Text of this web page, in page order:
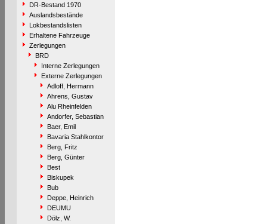
DR-Bestand 1970
Auslandsbestände
Lokbestandslisten
Erhaltene Fahrzeuge
Zerlegungen
BRD
Interne Zerlegungen
Externe Zerlegungen
Adloff, Hermann
Ahrens, Gustav
Alu Rheinfelden
Andorfer, Sebastian
Baer, Emil
Bavaria Stahlkontor
Berg, Fritz
Berg, Günter
Best
Biskupek
Bub
Deppe, Heinrich
DEUMU
Dölz, W.